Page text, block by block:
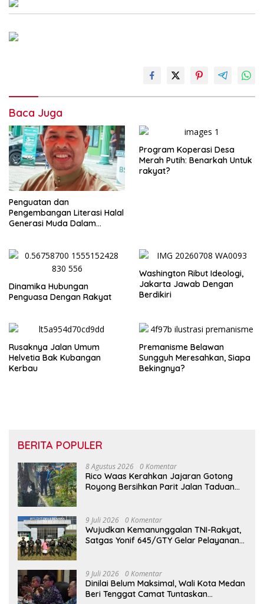
Baca Juga
Penguatan dan
Pengembangan Literasi Halal
Generasi Muda Dalam
Program Koperasi Desa
Merah Putih: Benarkah Untuk
rakyat?
Dinamika Hubungan
Penguasa Dengan Rakyat
Washington Ribut Ideologi,
Jakarta Jawab Dengan
Berdikiri
Rusaknya Jalan Umum
Helvetia Bak Kubangan
Kerbau
Premanisme Belawan
Sungguh Meresahkan, Siapa
Bekingnya?
BERITA POPULER
8 Agustus 2026 0 Komentar
Rico Waas Kerahkan Jajaran Gotong
Royong Bersihkan Parit Jalan Taduan
9 Juli 2026 0 Komentar
Wujudkan Kemanunggalan TNI-Rakyat,
Satgas Yonif 645/GTY Gelar Pelayanan
9 Juli 2026 0 Komentar
Dinilai Belum Maksimal, Wali Kota Medan
Beri Tenggat Camat Tuntaskan